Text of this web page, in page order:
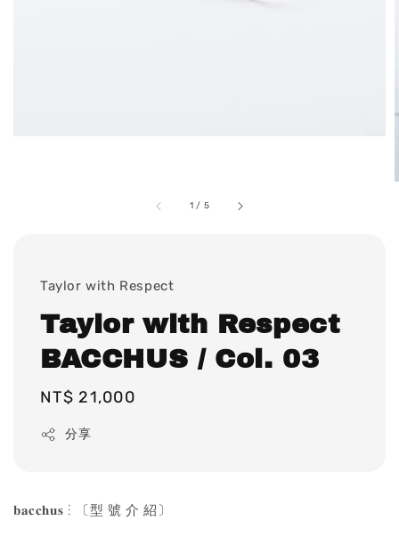
1 / 5
Taylor with Respect
Taylor with Respect
BACCHUS / Col. 03
Regular
NT$ 21,000
分享
𝐛𝐚𝐜𝐜𝐡𝐮𝐬 ⋮ 〔型 號 介 紹〕